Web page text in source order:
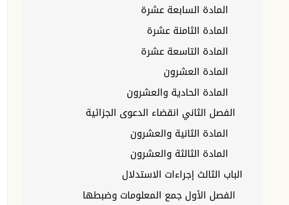
المادة السابعة عشرة
المادة الثامنة عشرة
المادة التاسعة عشرة
المادة العشرون
المادة الحادية والعشرون
الفصل الثاني انقضاء الدعوى الجزائية
المادة الثانية والعشرون
المادة الثالثة والعشرون
الباب الثالث إجراءات الاستدلال
الفصل الأول جمع المعلومات وضبطها